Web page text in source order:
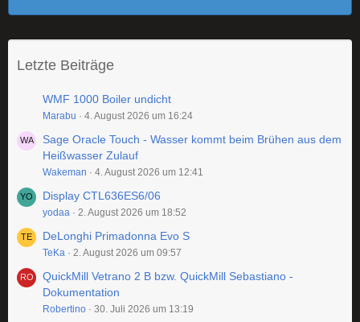
Letzte Beiträge
WMF 1000 Boiler undicht
Marabu 4. August 2026 um 16:24
Sage Oracle Touch - Wasser kommt beim Brühen aus dem
Heißwasser Zulauf
Wakeman 4. August 2026 um 12:41
Display CTL636ES6/06
yodaa 2. August 2026 um 18:52
DeLonghi Primadonna Evo S
TeKa 2. August 2026 um 09:57
QuickMill Vetrano 2 B bzw. QuickMill Sebastiano -
Dokumentation
Robertino 30. Juli 2026 um 13:19